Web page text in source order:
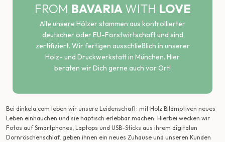
FROM BAVARIA WITH LOVE
Alle unsere Hölzer stammen aus kontrollierter
deutscher oder EU-Forstwirtschaft und sind
zertifiziert. Wir fertigen ausschließlich in unserer
Holz- und Druckwerkstatt in München. Hier
beraten wir Dich gerne auch vor Ort!
Bei dinkela.com leben wir unsere Leidenschaft: mit Holz Bildmotiven neues
Leben einhauchen und sie haptisch erlebbar machen. Hierbei wecken wir
Fotos auf Smartphones, Laptops und USB-Sticks aus ihrem digitalen
Dornröschenschlaf, geben ihnen ein neues Zuhause und unseren Kunden